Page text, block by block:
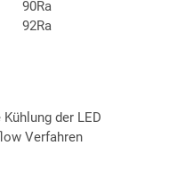
90Ra
92Ra
der LED
Verfahren